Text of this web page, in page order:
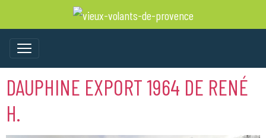
DAUPHINE EXPORT 1964 DE RENÉ
H.